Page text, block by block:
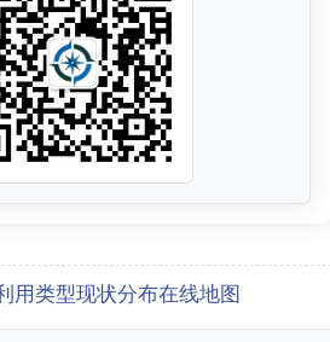
用类型现状分布在线地图